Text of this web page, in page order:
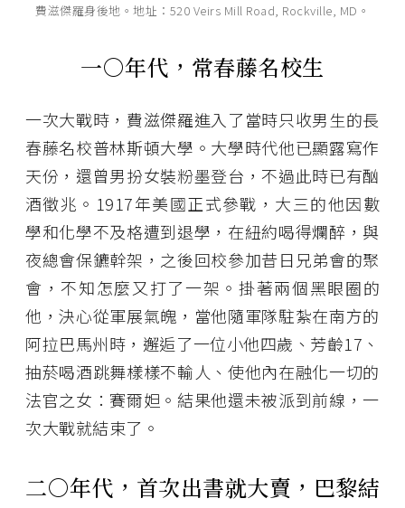
費滋傑羅身後地。地址：520 Veirs Mill Road, Rockville, MD。
一○年代，常春藤名校生
一次大戰時，費滋傑羅進入了當時只收男生的長
春藤名校普林斯頓大學。大學時代他已顯露寫作
天份，還曾男扮女裝粉墨登台，不過此時已有酗
酒徵兆。1917年美國正式參戰，大三的他因數
學和化學不及格遭到退學，在紐約喝得爛醉，與
夜總會保鑣幹架，之後回校參加昔日兄弟會的聚
會，不知怎麼又打了一架。掛著兩個黑眼圈的
他，決心從軍展氣魄，當他隨軍隊駐紮在南方的
阿拉巴馬州時，邂逅了一位小他四歲、芳齡17、
抽菸喝酒跳舞樣樣不輸人、使他內在融化一切的
法官之女：賽爾妲。結果他還未被派到前線，一
次大戰就結束了。
二○年代，首次出書就大賣，巴黎結